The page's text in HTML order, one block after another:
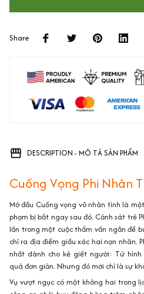
Share
DESCRIPTION - MÔ TẢ SẢN PHẨM
Cuồng Vọng Phi Nhân
Mở đầu Cuồng vọng vô nhân tính là
phạm bị bắt ngay sau đó. Cảnh sát trẻ
lần trong một cuộc thẩm vấn ngắn để
chỉ ra địa điểm giấu xác hai nạn nhân.
nhất dành cho kẻ giết người: Tử
quá đơn giản. Nhưng đó mới chỉ là sự
Vụ vượt ngục có một không hai trong